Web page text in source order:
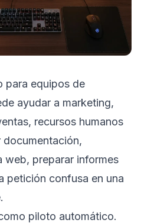
para equipos de
ayudar a marketing,
recursos humanos
web, preparar informes
petición confusa en una
piloto automático.